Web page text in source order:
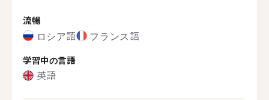
流暢
ロシア語 フランス語
学習中の言語
英語